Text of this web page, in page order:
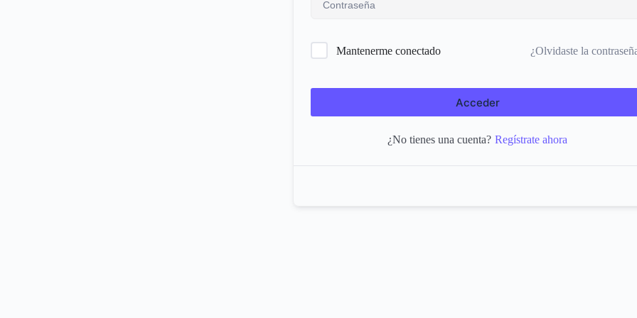
Mantenerme conectado ¿Olvidaste la
Acceder
¿No tienes una cuenta? Regístrate ahora